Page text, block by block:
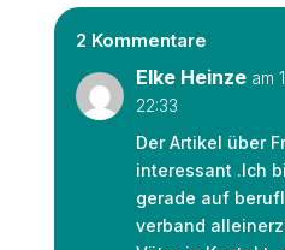
2 Kommentare
Elke Heinze am
22:33
Der Artikel über
interessant .Ich
gerade auf
verband